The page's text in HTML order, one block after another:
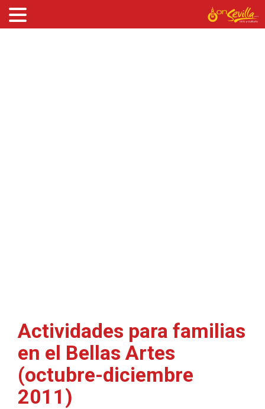
Actividades para familias
en el Bellas Artes
(octubre-diciembre
2011)